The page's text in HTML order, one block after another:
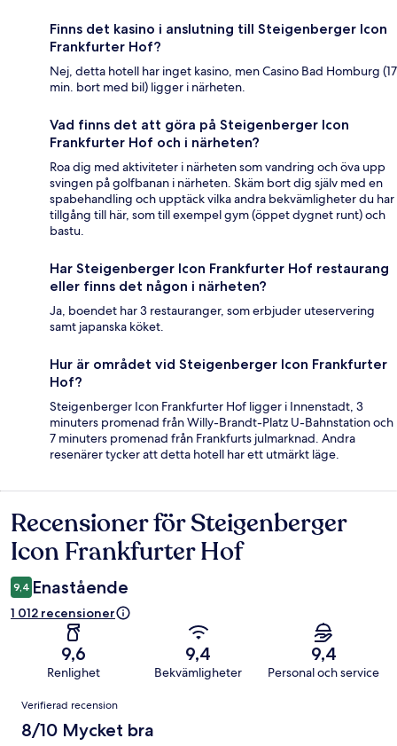
Finns det kasino i anslutning till Steigenberger Icon
Frankfurter Hof?
Nej, detta hotell har inget kasino, men Casino Bad Homburg (17
min. bort med bil) ligger i närheten.
Vad finns det att göra på Steigenberger Icon
Frankfurter Hof och i närheten?
Roa dig med aktiviteter i närheten som vandring och öva upp
svingen på golfbanan i närheten. Skäm bort dig själv med en
spabehandling och upptäck vilka andra bekvämligheter du har
tillgång till här, som till exempel gym (öppet dygnet runt) och
bastu.
Har Steigenberger Icon Frankfurter Hof restaurang
eller finns det någon i närheten?
Ja, boendet har 3 restauranger, som erbjuder uteservering
samt japanska köket.
Hur är området vid Steigenberger Icon Frankfurter
Hof?
Steigenberger Icon Frankfurter Hof ligger i Innenstadt, 3
minuters promenad från Willy-Brandt-Platz U-Bahnstation och
7 minuters promenad från Frankfurts julmarknad. Andra
resenärer tycker att detta hotell har ett utmärkt läge.
Recensioner
Recensioner för Steigenberger
Icon Frankfurter Hof
9,4 Enastående
1 012 recensioner
9,6
Renlighet
9,4
Bekvämligheter
9,4
Personal och service
Recensioner
Verifierad recension
8/10 Mycket bra